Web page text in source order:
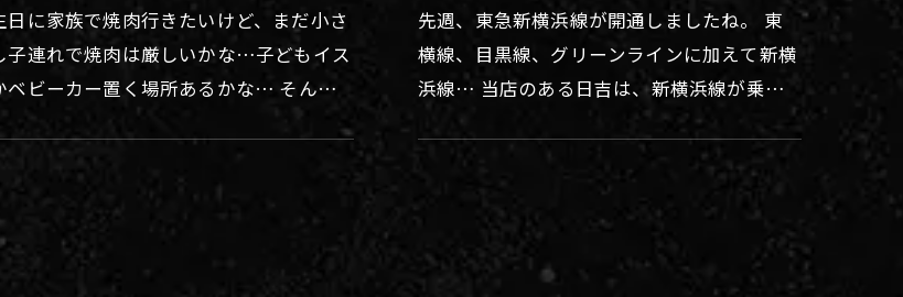
日に家族で焼肉行きたいけど、まだ小さ
子連れで焼肉は厳しいかな…子どもイス
ベビーカー置く場所あるかな… そんな
ございませんか？小さいお子様がいらっ
ると、外食も限られてきてしま…
先週、東急新横浜線が開通しましたね。 東
横線、目黒線、グリーンラインに加えて新横
浜線… 当店のある日吉は、新横浜線が乗り
入れさらに鉄道ネットワークが拡充されまし
た！ 乗り換え等で日吉を利用させ…